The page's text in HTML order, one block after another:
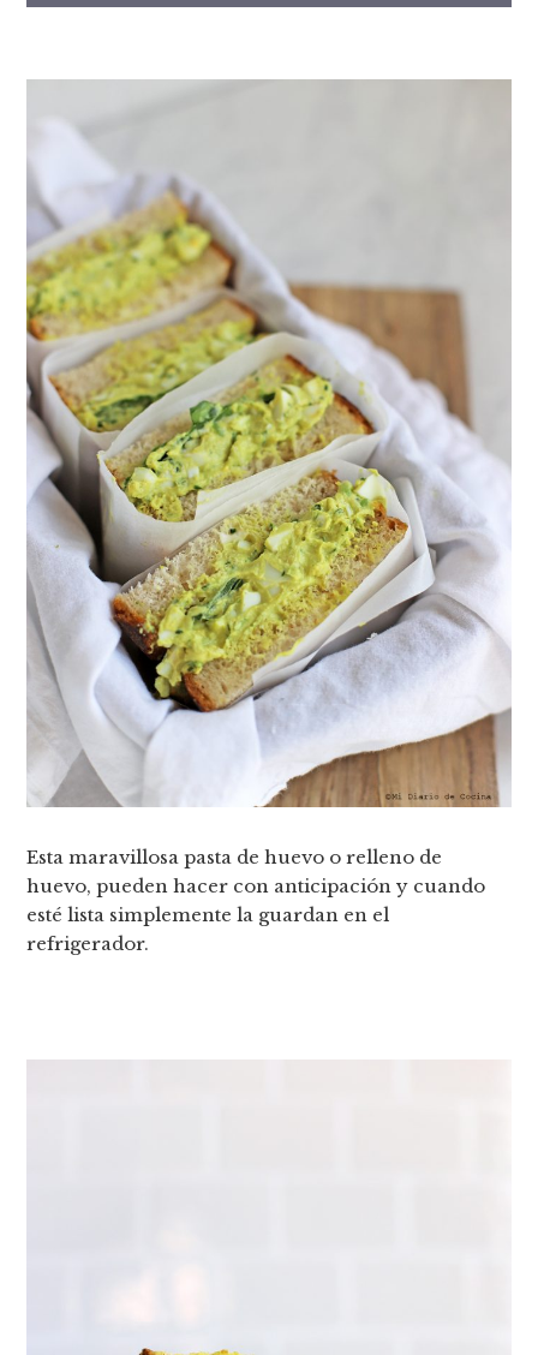
Esta maravillosa pasta de huevo o relleno de
huevo, pueden hacer con anticipación y cuando
esté lista simplemente la guardan en el
refrigerador.